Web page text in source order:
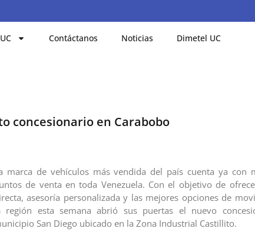
Contáctanos Noticias Dimetel UC
concesionario en Carabobo
marca de vehículos más vendida del país cuenta ya con
de venta en toda Venezuela. Con el objetivo de
asesoría personalizada y las mejores opciones de
región esta semana abrió sus puertas el nuevo
San Diego ubicado en la Zona Industrial Castillito.